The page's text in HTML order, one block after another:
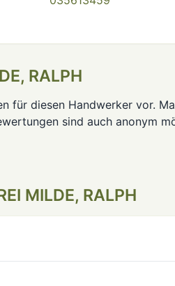
RALPH
für diesen Handwerker vor.
sind auch anonym
MILDE, RALPH